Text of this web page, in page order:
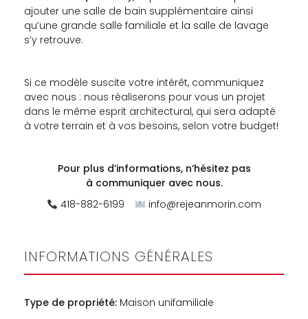
ajouter une salle de bain supplémentaire ainsi
qu’une grande salle familiale et la salle de lavage
s’y retrouve.
Si ce modèle suscite votre intérêt, communiquez
avec nous : nous réaliserons pour vous un projet
dans le même esprit architectural, qui sera adapté
à votre terrain et à vos besoins, selon votre budget!
Pour plus d’informations, n’hésitez pas
à communiquer avec nous.
418-882-6199
info@rejeanmorin.com
INFORMATIONS GÉNÉRALES
Type de propriété: Maison unifamiliale